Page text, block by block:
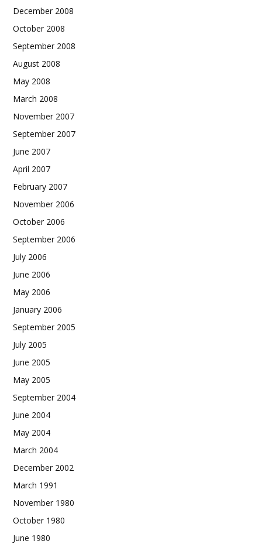
December 2008
October 2008
September 2008
August 2008
May 2008
March 2008
November 2007
September 2007
June 2007
April 2007
February 2007
November 2006
October 2006
September 2006
July 2006
June 2006
May 2006
January 2006
September 2005
July 2005
June 2005
May 2005
September 2004
June 2004
May 2004
March 2004
December 2002
March 1991
November 1980
October 1980
June 1980